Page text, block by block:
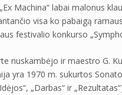
Machina“ labai malonus
visa ko pabaigą
festivalio konkurso
nuskambėjo ir maestro G.
yra 1970 m. sukurtos
„Darbas“ ir